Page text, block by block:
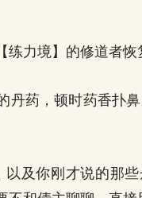
力境】的修道者恢
丹药，顿时药香扑
以及你刚才说的那